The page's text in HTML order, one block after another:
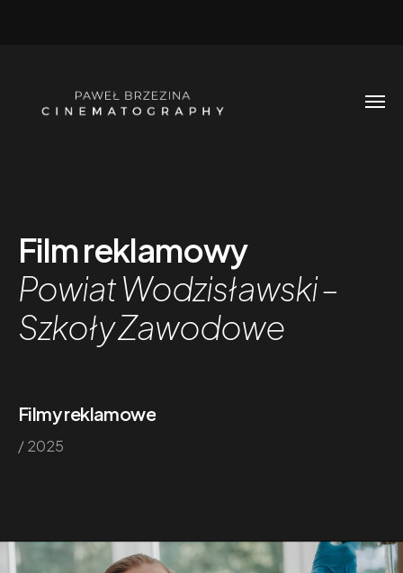
Film reklamowy
Powiat Wodzisławski –
Szkoły Zawodowe
Filmy reklamowe
/ 2025